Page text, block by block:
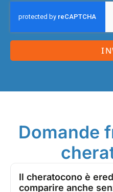
Domande
Il cheratocono è
comparire anche